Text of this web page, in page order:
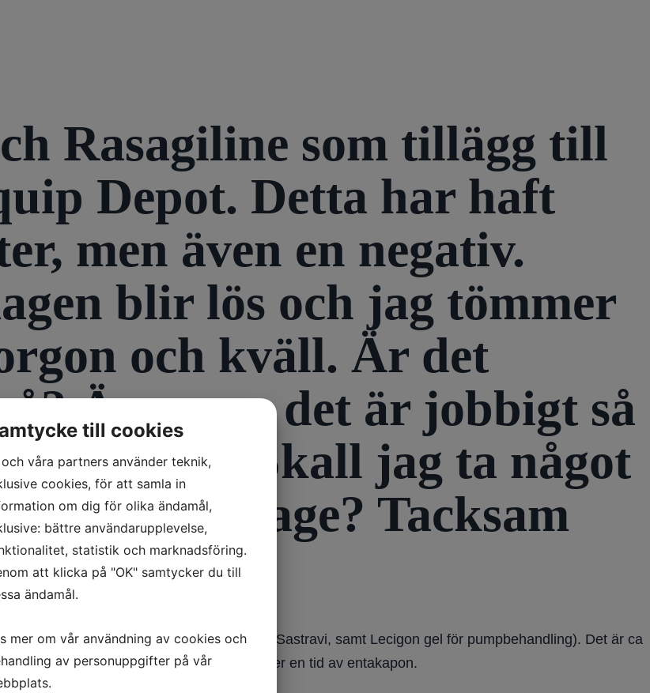
Rasagiline som tillägg till
Depot. Detta har haft
men även en negativ.
blir lös och jag tömmer
och kväll. Är det
Även om det är jobbigt så
jag. Skall jag ta något
mot lös mage? Tacksam
finns i kombinationstabletteran Stalevo/Sastravi, samt Lecigon gel för pumpbehandling). Det är ca
sjukdom) som utvecklar diarré efter en tid av entakapon.
till cookies
våra partners använder teknik,
cookies, för att samla in
om dig för olika ändamål,
bättre användarupplevelse,
statistik och marknadsföring.
att klicka på "OK" samtycker du till
ändamål.
mer om vår användning av cookies och
av personuppgifter på vår